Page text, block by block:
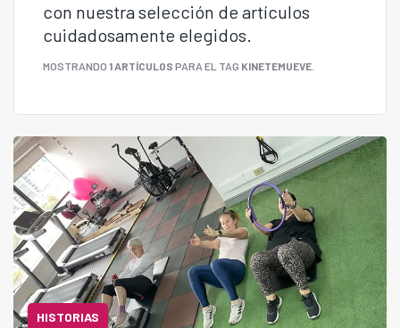
con nuestra selección de artículos
cuidadosamente elegidos.
MOSTRANDO 1 ARTÍCULOS PARA EL TAG KINETEMUEVE
HISTORIAS